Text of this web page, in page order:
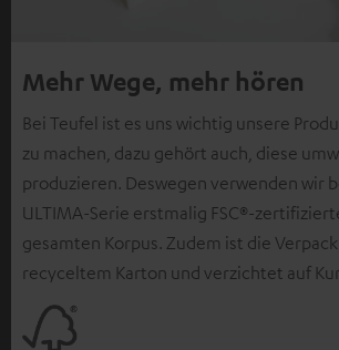
Mehr Wege, mehr hören
Bei Teufel ist es uns wichtig unsere
zu machen, dazu gehört auch, diese
produzieren. Deswegen verwenden wir
ULTIMA-Serie erstmalig FSC®-
gesamten Korpus. Zudem ist die
recyceltem Karton und verzichtet auf